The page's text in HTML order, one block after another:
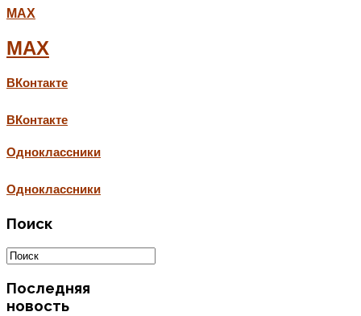
МАХ
МАХ
ВКонтакте
ВКонтакте
Одноклассники
Одноклассники
Поиск
Последняя
новость